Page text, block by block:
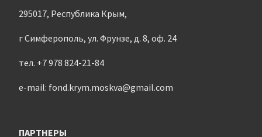
295017, Республика Крым,
г Симферополь, ул. Фрунзе, д. 8, оф. 24
тел. +7 978 824-21-84
e-mail: fond.krym.moskva@gmail.com
ПАРТНЕРЫ